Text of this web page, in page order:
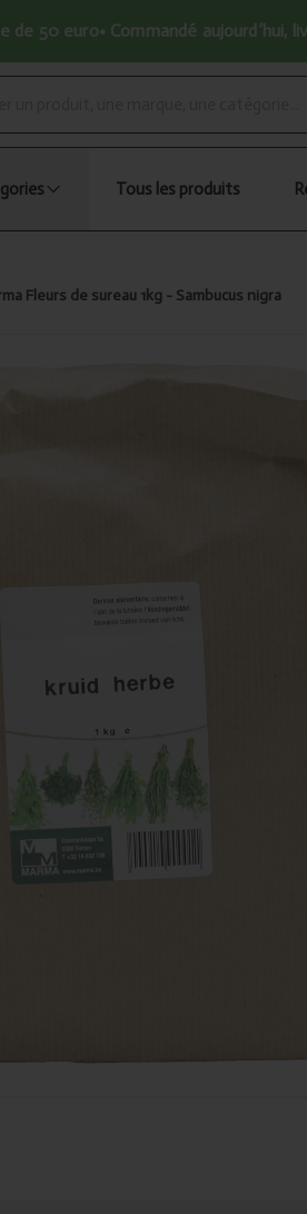
de 50 euro• Commandé aujourd’hui,
Tous les produits
Fleurs de sureau 1kg - Sambucus nigra